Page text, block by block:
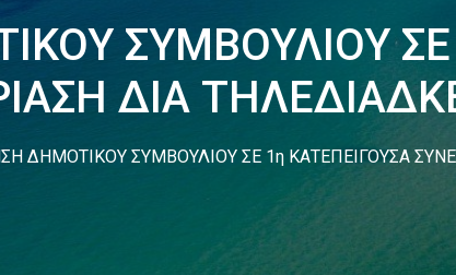
ΣΥΜΒΟΥΛΙΟΥ ΣΕ
ΔΙΑ
ΔΗΜΟΤΙΚΟΥ ΣΥΜΒΟΥΛΙΟΥ ΣΕ 1η ΚΑΤΕΠΕΙΓΟΥΣΑ